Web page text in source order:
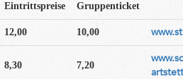
Eintrittspreise Gruppenticket
12,00 10,00
8,30 7,20